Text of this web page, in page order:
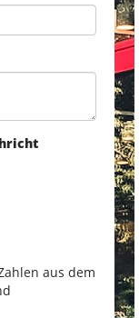
aus dem